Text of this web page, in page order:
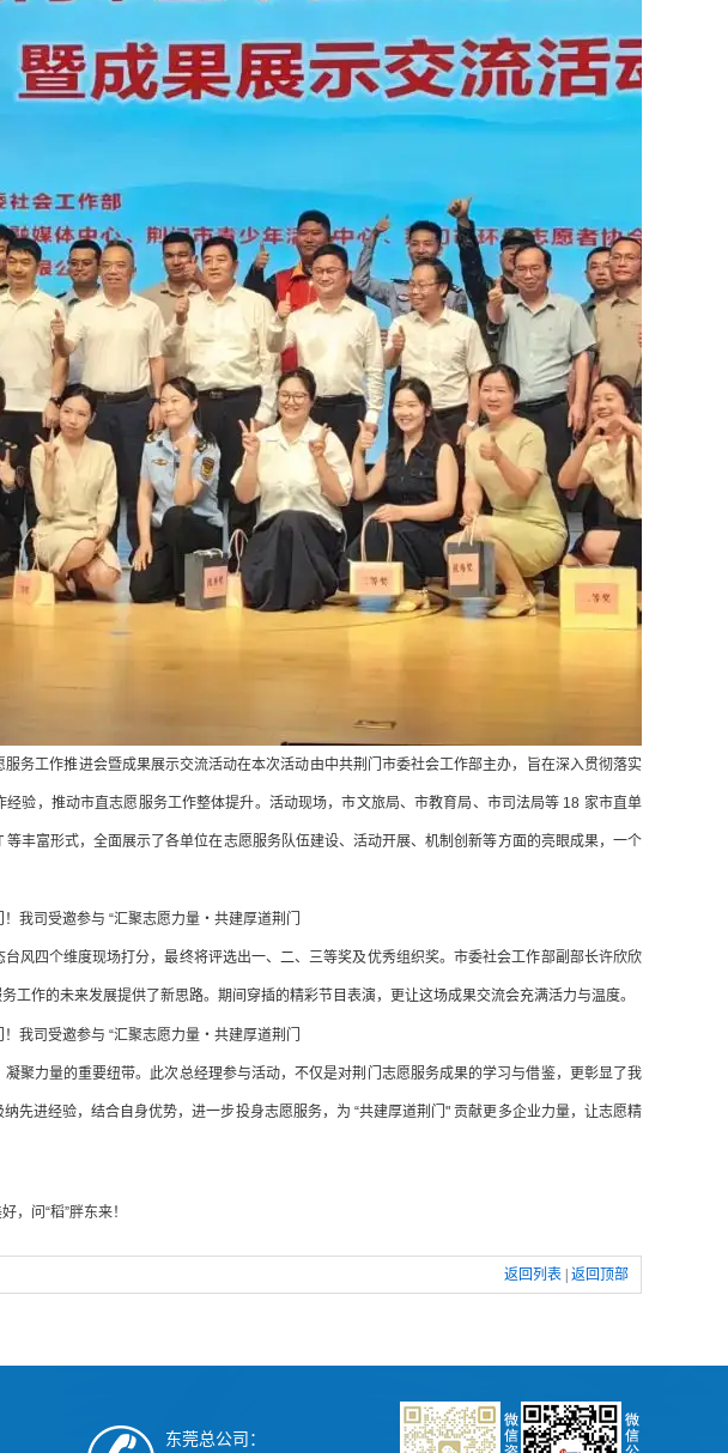
务工作推进会暨成果展示交流活动在本次活动由中共荆门市委社会工作部主办，旨在深入贯彻落实
验，推动市直志愿服务工作整体提升。活动现场，市文旅局、市教育局、市司法局等 18 家市直单
丰富形式，全面展示了各单位在志愿服务队伍建设、活动开展、机制创新等方面的亮眼成果，一个
风四个维度现场打分，最终将评选出一、二、三等奖及优秀组织奖。市委社会工作部副部长许欣欣
作的未来发展提供了新思路。期间穿插的精彩节目表演，更让这场成果交流会充满活力与温度。
聚力量的重要纽带。此次总经理参与活动，不仅是对荆门志愿服务成果的学习与借鉴，更彰显了我
先进经验，结合自身优势，进一步投身志愿服务，为 “共建厚道荆门" 贡献更多企业力量，让志愿精
，问“稻”胖东来！
返回列表 | 返回顶部
东莞总公司：